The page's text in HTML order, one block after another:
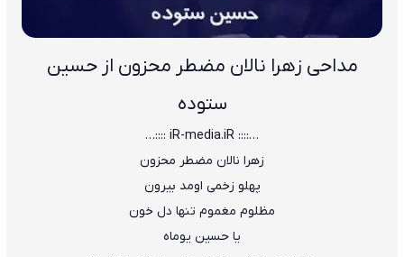
مداحی زهرا نالان مضطر محزون از حسین
ستوده
…:::: iR-media.iR ::::…
زهرا نالان مضطر محزون
پهلو زخمی اومد بیرون
مظلوم مغموم تنها دل خون
یا حسین یوماه